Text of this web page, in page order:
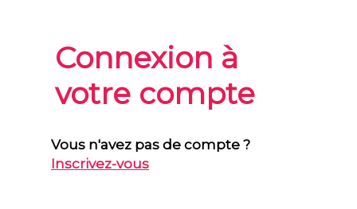
Connexion à
votre compte
Vous n'avez pas de compte ?
Inscrivez-vous